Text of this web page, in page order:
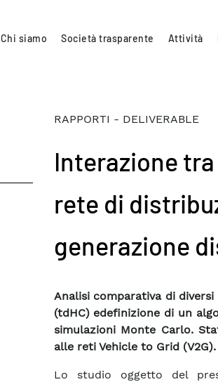
Chi siamo Società trasparente Attività
RAPPORTI - DELIVERABLE
Interazione
rete di
generazione
Analisi comparativa di
(tdHC) edefinizione di un
simulazioni Monte Carlo.
alle reti Vehicle to Grid (V2G).
Lo studio oggetto del